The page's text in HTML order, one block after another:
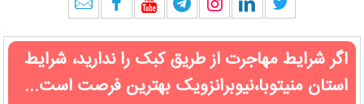
اگر شرایط مهاجرت از طریق کبک را ندارید، شرایط
استان منیتوبا،نیوبرانزویک بهترین فرصت است...